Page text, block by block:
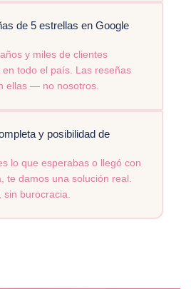
de 5 estrellas en Google
y miles de clientes
en todo el país. Las reseñas
ellas — no nosotros.
y posibilidad de
lo que esperabas o llegó con
te damos una solución real.
sin burocracia.